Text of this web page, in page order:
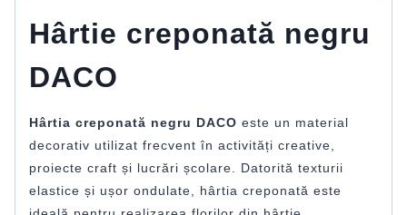
Hârtie creponată negru
DACO
Hârtia creponată negru DACO este un material
decorativ utilizat frecvent în activități creative,
proiecte craft și lucrări școlare. Datorită texturii
elastice și ușor ondulate, hârtia creponată este